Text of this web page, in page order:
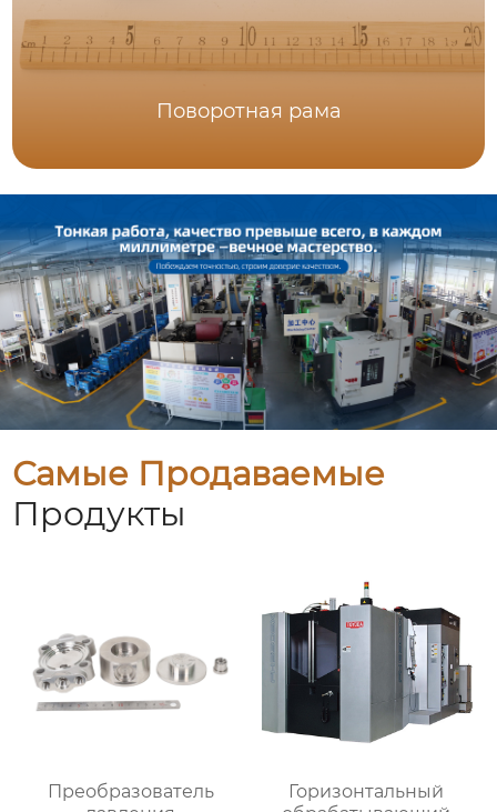
Поворотная рама
Самые Продаваемые
Продукты
Преобразователь
Горизонтальный